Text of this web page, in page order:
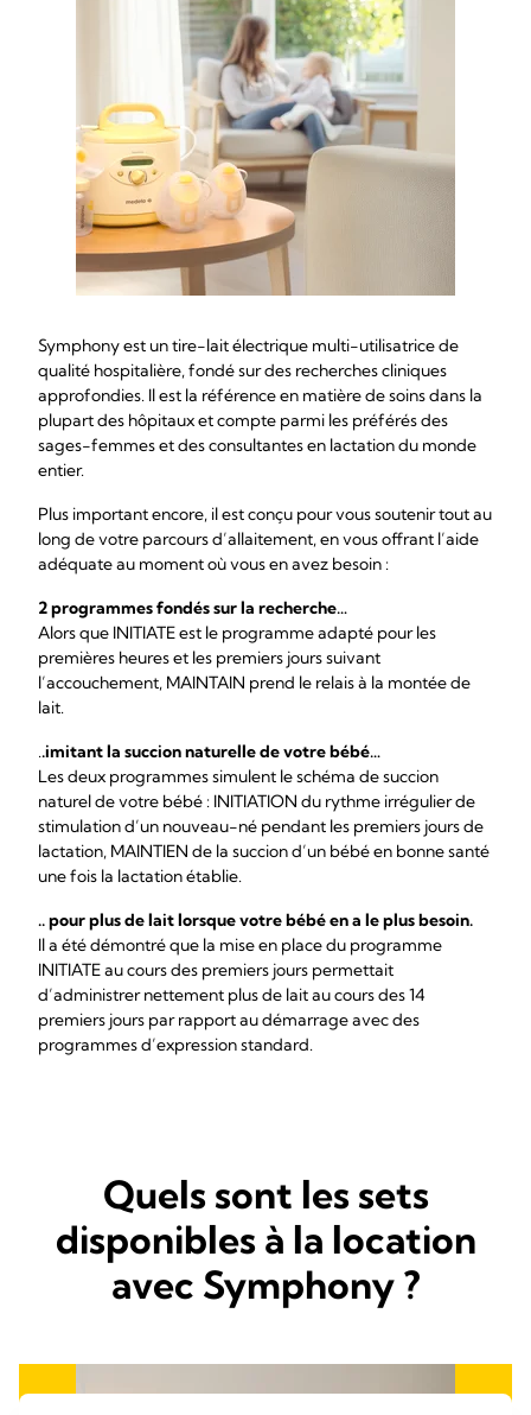
Symphony est un tire-lait électrique multi-utilisatrice de
qualité hospitalière, fondé sur des recherches cliniques
approfondies. Il est la référence en matière de soins dans la
plupart des hôpitaux et compte parmi les préférés des
sages-femmes et des consultantes en lactation du monde
entier.
Plus important encore, il est conçu pour vous soutenir tout au
long de votre parcours d’allaitement, en vous offrant l’aide
adéquate au moment où vous en avez besoin :
2 programmes fondés sur la recherche…
Alors que INITIATE est le programme adapté pour les
premières heures et les premiers jours suivant
l’accouchement, MAINTAIN prend le relais à la montée de
lait.
..imitant la succion naturelle de votre bébé…
Les deux programmes simulent le schéma de succion
naturel de votre bébé : INITIATION du rythme irrégulier de
stimulation d’un nouveau-né pendant les premiers jours de
lactation, MAINTIEN de la succion d’un bébé en bonne santé
une fois la lactation établie.
.. pour plus de lait lorsque votre bébé en a le plus besoin.
Il a été démontré que la mise en place du programme
INITIATE au cours des premiers jours permettait
d’administrer nettement plus de lait au cours des 14
premiers jours par rapport au démarrage avec des
programmes d’expression standard.
Quels sont les sets
disponibles à la location
avec Symphony ?